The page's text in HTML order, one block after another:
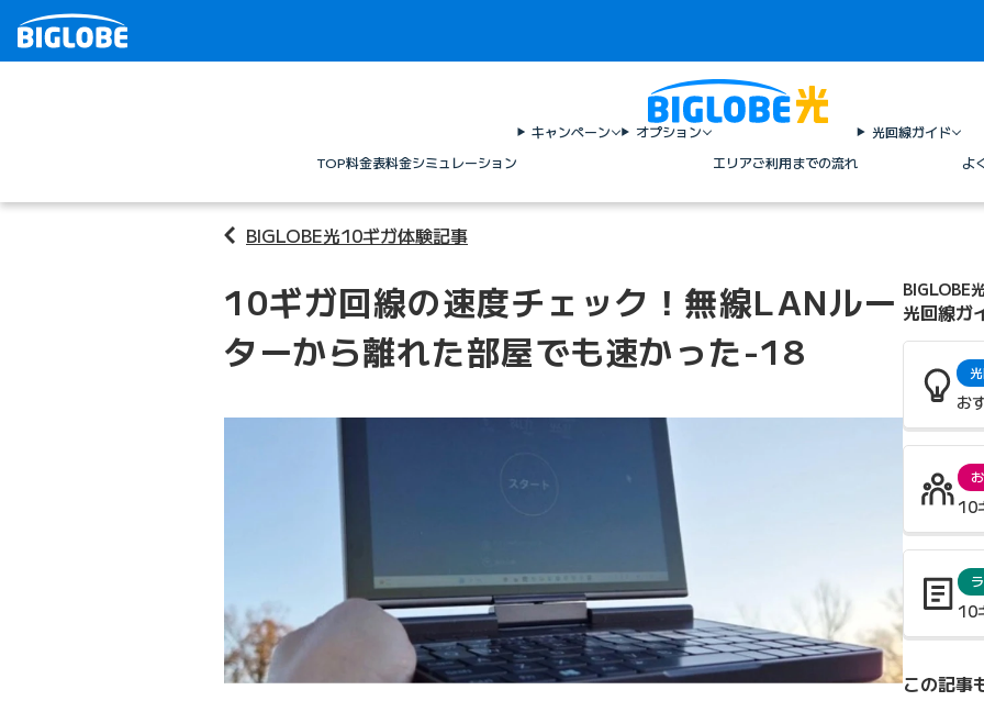
TOP料金表料金シミュレーション
キャンペーン
オプション
エリアご利用までの流れ
光回線ガイド
よ
BIGLOBE光10ギガ体験記事
10ギガ回線の速度チェック！無線LANルー
ターから離れた部屋でも速かった-18
BIGLOBE光
光回線ガ
お
10
10
この記事